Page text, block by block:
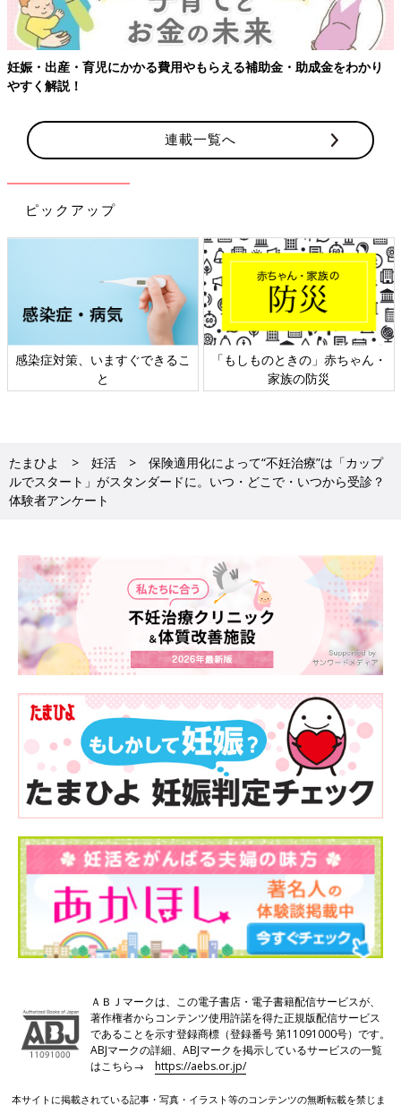
妊娠・出産・育児にかかる費用やもらえる補助金・助成金をわかり
やすく解説！
連載一覧へ
ピックアップ
感染症対策、いますぐできるこ
と
「もしものときの」赤ちゃん・
家族の防災
たまひよ 妊活
保険適用化によって“不妊治療”は「カップ
ルでスタート」がスタンダードに。いつ・どこで・いつから受診？
体験者アンケート
ＡＢＪマークは、この電子書店・電子書籍配信サービスが、
著作権者からコンテンツ使用許諾を得た正規版配信サービス
であることを示す登録商標（登録番号 第11091000号）です。
ABJマークの詳細、ABJマークを掲示しているサービスの一覧
はこちら→https://aebs.or.jp/
本サイトに掲載されている記事・写真・イラスト等のコンテンツの無断転載を禁じま